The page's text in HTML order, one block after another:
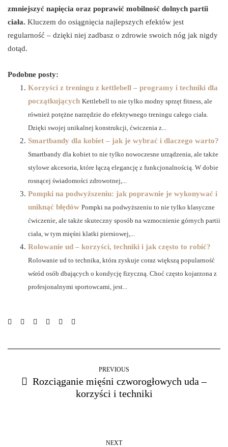
zmniejszyć napięcia oraz poprawić mobilność dolnych partii
ciała. Kluczem do osiągnięcia najlepszych efektów jest
regularność – dzięki niej zadbasz o zdrowie swoich nóg jak nigdy
dotąd.
Podobne posty:
Korzyści z treningu z kettlebell – programy i techniki dla
początkujących Kettlebell to nie tylko modny sprzęt fitness, ale
również potężne narzędzie do efektywnego treningu całego ciała.
Dzięki swojej unikalnej konstrukcji, ćwiczenia z...
Smartbandy dla kobiet – jak je wybrać i dlaczego warto?
Smartbandy dla kobiet to nie tylko nowoczesne urządzenia, ale także
stylowe akcesoria, które łączą elegancję z funkcjonalnością. W dobie
rosnącej świadomości zdrowotnej,...
Pompki na podwyższeniu: jak poprawnie je wykonywać i
uniknąć błędów Pompki na podwyższeniu to nie tylko klasyczne
ćwiczenie, ale także skuteczny sposób na wzmocnienie górnych partii
ciała, w tym mięśni klatki piersiowej,...
Rolowanie ud – korzyści, techniki i jak często to robić?
Rolowanie ud to technika, która zyskuje coraz większą popularność
wśród osób dbających o kondycję fizyczną. Choć często kojarzona z
profesjonalnymi sportowcami, jest...
PREVIOUS
Rozciąganie mięśni czworogłowych uda –
korzyści i techniki
NEXT